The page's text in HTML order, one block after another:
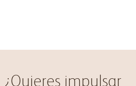
¿Quieres impulsar